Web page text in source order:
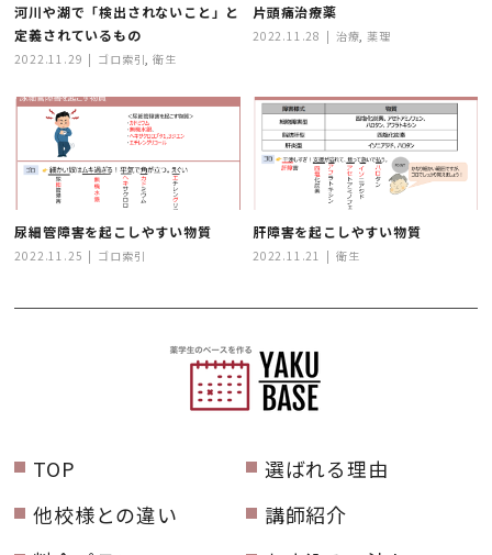
河川や湖で「検出されないこと」と
定義されているもの
2022.11.29 ゴロ索引 ,衛生
片頭痛治療薬
2022.11.28 治療 薬理
尿細管障害を起こしやすい物質
2022.11.25 ゴロ索引
肝障害を起こしやすい物質
2022.11.21 衛生
TOP
選ばれる理由
他校様との違い
講師紹介